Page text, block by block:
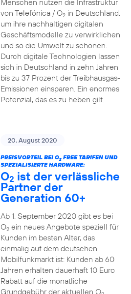
Menschen nutzen die Infrastruktur
von Telefónica / O2in Deutschland,
um ihre nachhaltigen digitalen
Geschäftsmodelle zu verwirklichen
und so die Umwelt zu schonen.
Durch digitale Technologien lassen
sich in Deutschland in zehn Jahren
bis zu 37 Prozent der Treibhausgas-
Emissionen einsparen. Ein enormes
Potenzial, das es zu heben gilt.
20. August 2020
PREISVORTEIL BEI O2FREE TARIFEN UND
SPEZIALISIERTE HARDWARE:
O2 ist der verlässliche
Partner der
Generation 60+
Ab 1. September 2020 gibt es bei
O2ein neues Angebote speziell für
Kunden im besten Alter, das
einmalig auf dem deutschen
Mobilfunkmarkt ist: Kunden ab 60
Jahren erhalten dauerhaft 10 Euro
Rabatt auf die monatliche
Grundgebühr der aktuellen O